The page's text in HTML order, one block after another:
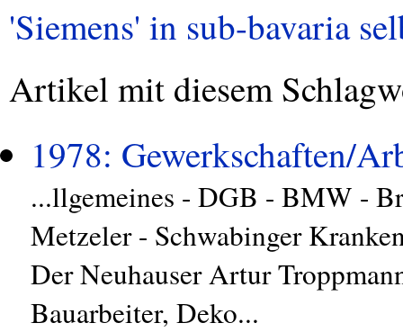
'Siemens' in sub-bavaria
Artikel mit diesem
1978: Gewerkschaften/
...llgemeines - DGB - BMW -
Metzeler - Schwabinger
Der Neuhauser Artur
Bauarbeiter, Deko...